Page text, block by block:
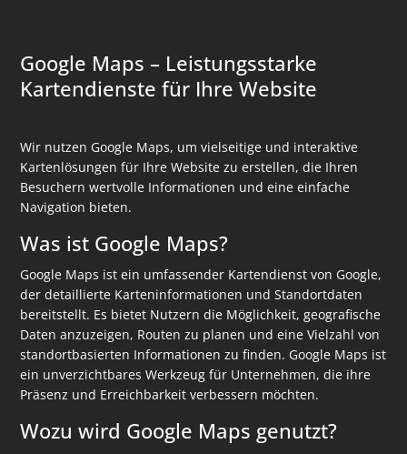
Google Maps – Leistungsstarke
Kartendienste für Ihre Website
Wir nutzen Google Maps, um vielseitige und interaktive
Kartenlösungen für Ihre Website zu erstellen, die Ihren
Besuchern wertvolle Informationen und eine einfache
Navigation bieten.
Was ist Google Maps?
Google Maps ist ein umfassender Kartendienst von Google,
der detaillierte Karteninformationen und Standortdaten
bereitstellt. Es bietet Nutzern die Möglichkeit, geografische
Daten anzuzeigen, Routen zu planen und eine Vielzahl von
standortbasierten Informationen zu finden. Google Maps ist
ein unverzichtbares Werkzeug für Unternehmen, die ihre
Präsenz und Erreichbarkeit verbessern möchten.
Wozu wird Google Maps genutzt?